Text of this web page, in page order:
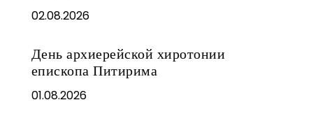
02.08.2026
День архиерейской хиротонии
епископа Питирима
01.08.2026